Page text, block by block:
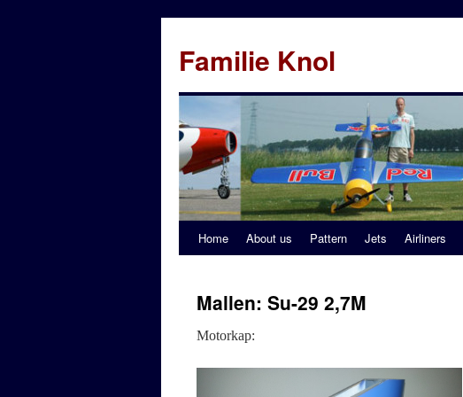
Familie Knol
Home About us Pattern Jets Airliners
Mallen: Su-29 2,7M
Motorkap: